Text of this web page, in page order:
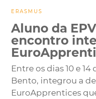
ERASMUS
Aluno da
encontro
Entre os dias 10 e
Bento, integrou a
EuroApprentices